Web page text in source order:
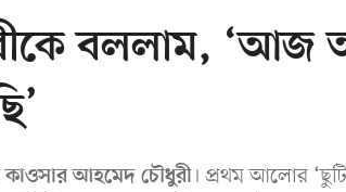
বললাম, ‘আজ
কাওসার আহমেদ চৌধুরী। প্রথম আলোর